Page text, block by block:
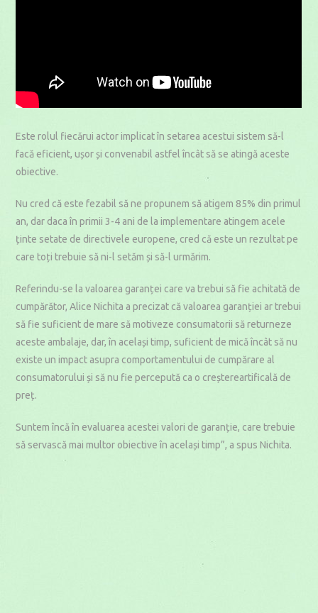
Este rolul fiecărui actor implicat în setarea acestui sistem să-l
facă eficient, ușor și convenabil astfel încât să se atingă aceste
obiective.
Nu cred că este fezabil să ne propunem să atigem 85% din primul
an, dar daca în primii 3-4 ani de la implementare atingem acele
ținte setate de directivele europene, cred că este un rezultat pe
care toți trebuie să ni-l setăm și să-l urmărim.
Referindu-se la valoarea garanței care va trebui să fie achitată de
cumpărător, Alice Nichita a precizat că valoarea garanției ar trebui
să fie suficient de mare să motiveze consumatorii să returneze
aceste ambalaje, dar, în același timp, suficient de mică încât să nu
existe un impact asupra comportamentului de cumpărare al
consumatorului și să nu fie percepută ca o creștereartificală de
preț.
Suntem încă în evaluarea acestei valori de garanție, care trebuie
să servască mai multor obiective în același timp”, a spus Nichita.